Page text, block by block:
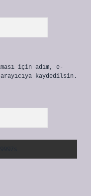
için adım, e-
kaydedilsin.